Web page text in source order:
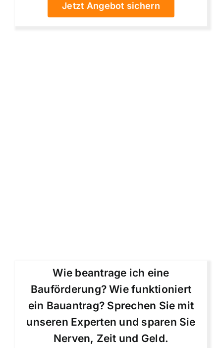
Jetzt Angebot sichern
Wie beantrage ich eine
Bauförderung? Wie funktioniert
ein Bauantrag? Sprechen Sie mit
unseren Experten und sparen Sie
Nerven, Zeit und Geld.